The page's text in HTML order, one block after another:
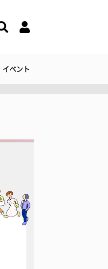
イベント